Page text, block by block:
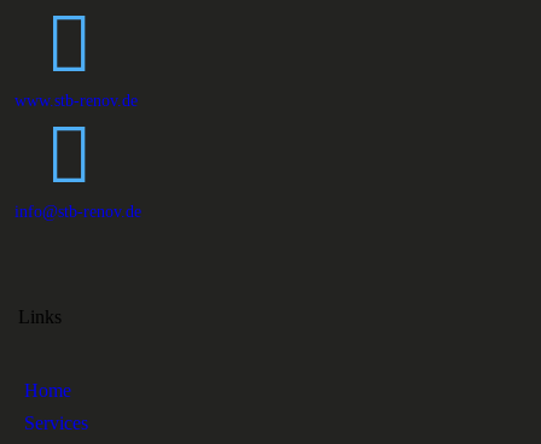
www.stb-renov.de
info@stb-renov.de
Links
Home
Services